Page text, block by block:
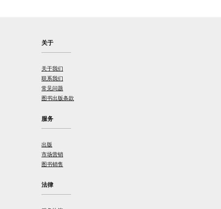
关于
关于我们
联系我们
常见问题
图书出版条款
服务
出版
市场营销
图书销售
法律